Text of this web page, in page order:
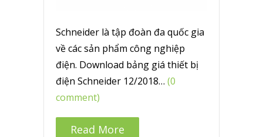
Schneider là tập đoàn đa quốc gia
về các sản phẩm công nghiệp
điện. Download bảng giá thiết bị
điện Schneider 12/2018… (0
comment)
Read More